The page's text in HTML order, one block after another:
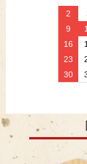
2
9
16
23
30